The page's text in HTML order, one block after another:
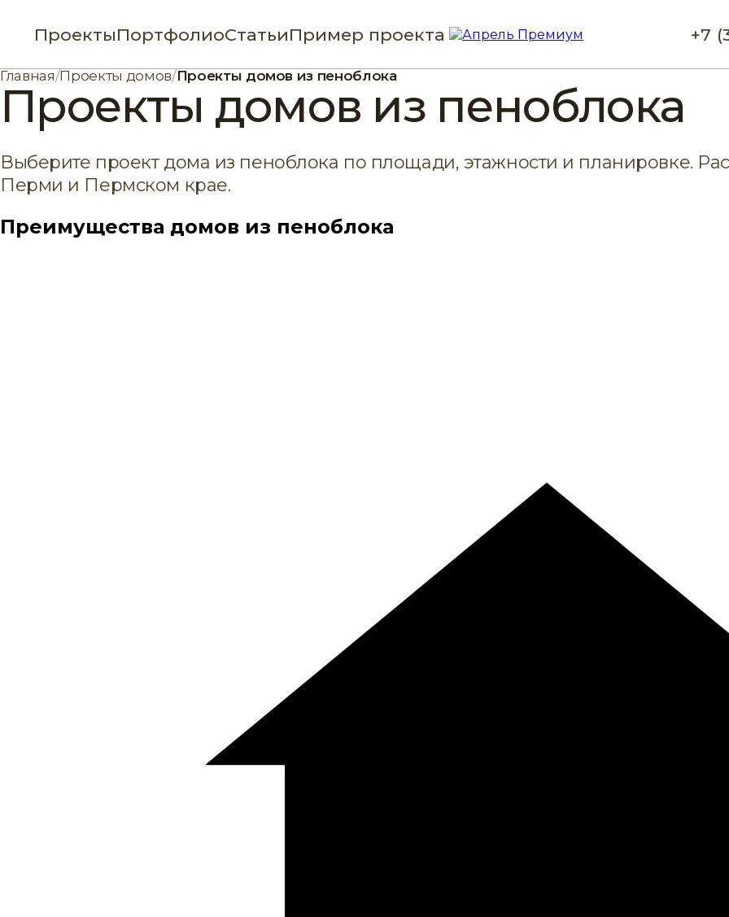
ПроектыПортфолиоСтатьиПример проекта +7
Главная/Проекты домов/Проекты домов из пеноблока
Проекты домов из пеноблока
Выберите проект дома из пеноблока по площади, этажности и планировке.
Перми и Пермском крае.
Преимущества домов из пеноблока